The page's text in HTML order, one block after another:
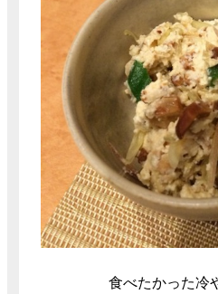
食べたかった冷